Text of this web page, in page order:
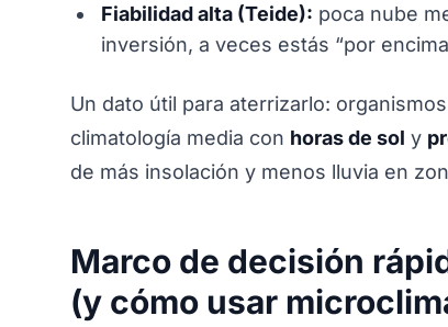
Fiabilidad alta (Teide): poca nube
inversión, a veces estás “por
Un dato útil para aterrizarlo:
climatología media con horas de sol y
de más insolación y menos lluvia en
Marco de decisión
(y cómo usar